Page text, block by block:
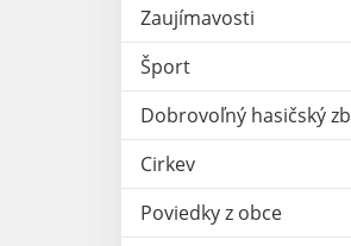
Zaujímavosti
Šport
Dobrovoľný hasičský
Cirkev
Poviedky z obce